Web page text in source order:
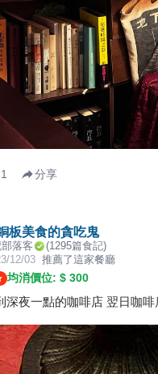
1 分享
板美食的貪吃鬼
落客 (1295篇食記)
12/03 推薦了這家餐廳
均消價位: $ 300
深夜一點的咖啡店 翌日咖啡